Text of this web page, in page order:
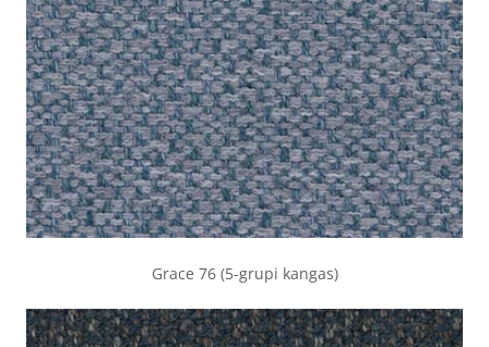
Grace 76 (5-grupi kangas)